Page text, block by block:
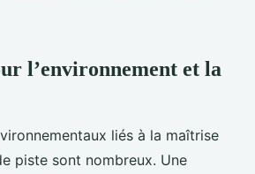
l’environnement et la
liés à la maîtrise
piste sont nombreux. Une